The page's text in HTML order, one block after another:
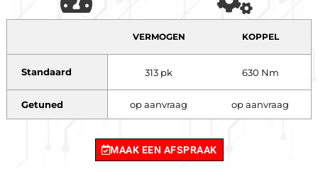
VERMOGEN KOPPEL
Standaard 313 pk 630 Nm
Getuned op aanvraag op aanvraag
MAAK EEN AFSPRAAK